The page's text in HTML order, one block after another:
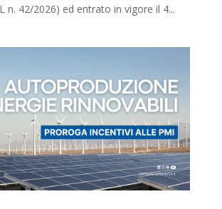
n. 42/2026) ed entrato in vigore il 4...